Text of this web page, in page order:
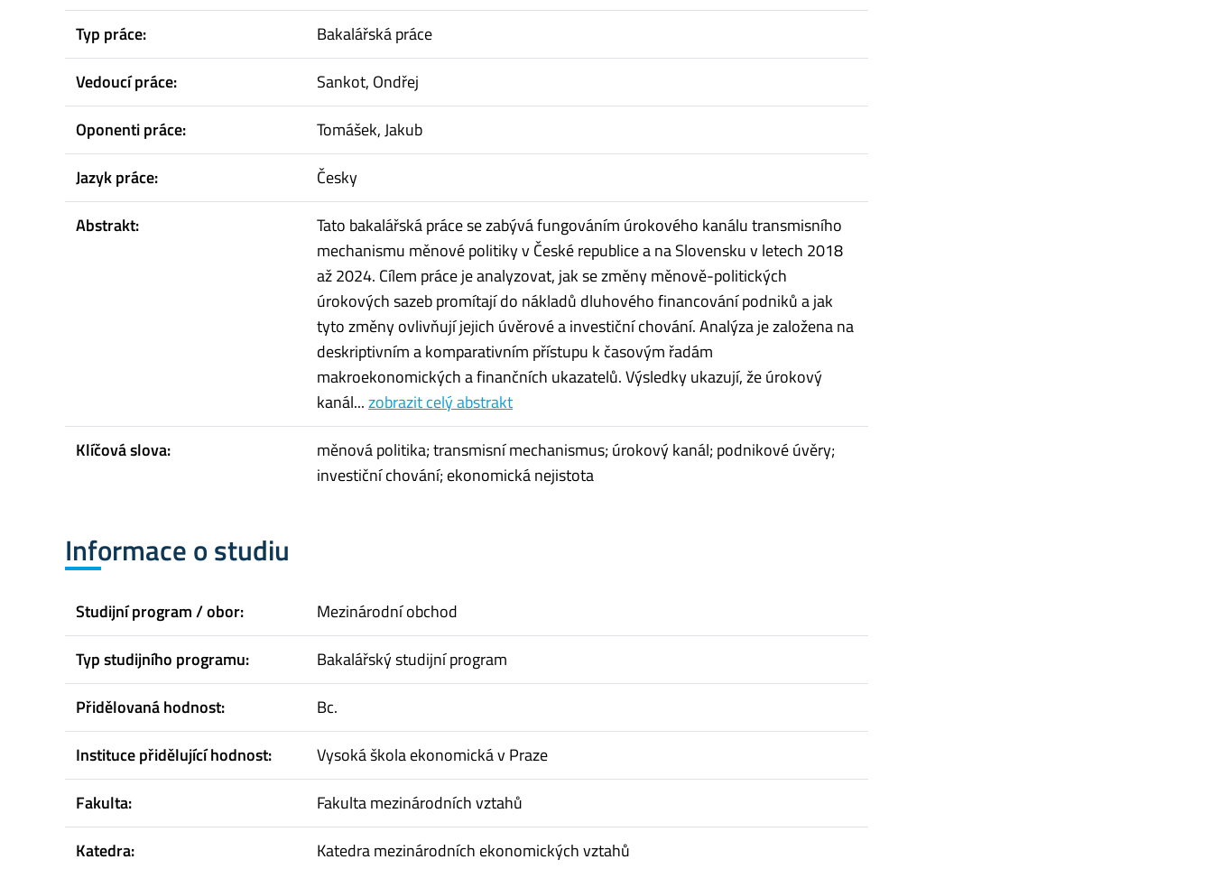
Typ práce:
Bakalářská práce
Vedoucí práce:
Sankot, Ondřej
Oponenti práce:
Tomášek, Jakub
Jazyk práce:
Česky
Abstrakt:
Tato bakalářská práce se zabývá fungováním úrokového kanálu transmisního
mechanismu měnové politiky v České republice a na Slovensku v letech 2018
až 2024. Cílem práce je analyzovat, jak se změny měnově-politických
úrokových sazeb promítají do nákladů dluhového financování podniků a jak
tyto změny ovlivňují jejich úvěrové a investiční chování. Analýza je založena na
deskriptivním a komparativním přístupu k časovým řadám
makroekonomických a finančních ukazatelů. Výsledky ukazují, že úrokový
kanál...zobrazit celý abstrakt
Klíčová slova:
měnová politika; transmisní mechanismus; úrokový kanál; podnikové úvěry;
investiční chování; ekonomická nejistota
Informace o studiu
Studijní program / obor:
Mezinárodní obchod
Typ studijního programu:
Bakalářský studijní program
Přidělovaná hodnost:
Bc.
Instituce přidělující hodnost:
Vysoká škola ekonomická v Praze
Fakulta:
Fakulta mezinárodních vztahů
Katedra:
Katedra mezinárodních ekonomických vztahů